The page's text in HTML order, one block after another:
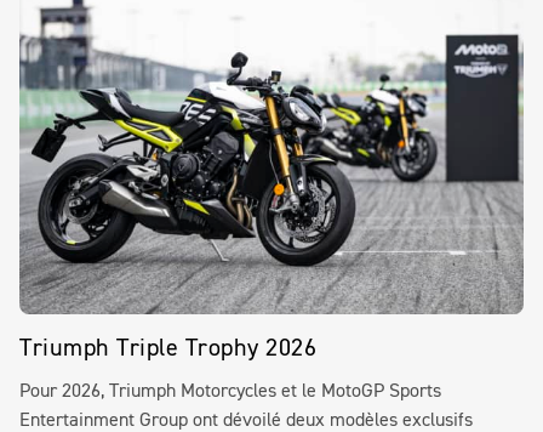
Triumph Triple Trophy 2026
Pour 2026, Triumph Motorcycles et le MotoGP Sports
Entertainment Group ont dévoilé deux modèles exclusifs